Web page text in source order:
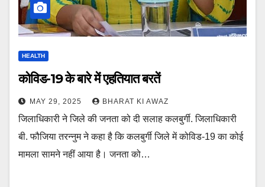
HEALTH
कोविड-19 के बारे में एहतियात बरतें
MAY 29, 2025 BHARAT KI AWAZ
जिलाधिकारी ने जिले की जनता को दी सलाह कलबुर्गी. जिलाधिकारी
बी. फौजिया तरन्नुम ने कहा है कि कलबुर्गी जिले में कोविड-19 का कोई
मामला सामने नहीं आया है। जनता को…